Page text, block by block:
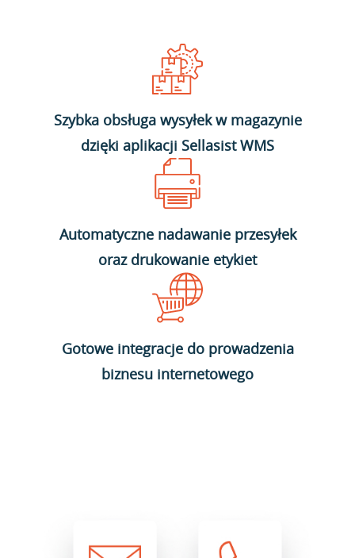
Szybka obsługa wysyłek w magazynie
dzięki aplikacji Sellasist WMS
Automatyczne nadawanie przesyłek
oraz drukowanie etykiet
Gotowe integracje do prowadzenia
biznesu internetowego